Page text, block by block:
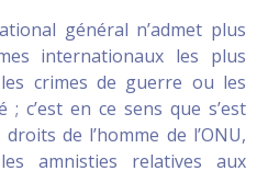
général n’admet plus
internationaux les plus
crimes de guerre ou les
; c’est en ce sens que s’est
de l’homme de l’ONU,
amnisties relatives aux